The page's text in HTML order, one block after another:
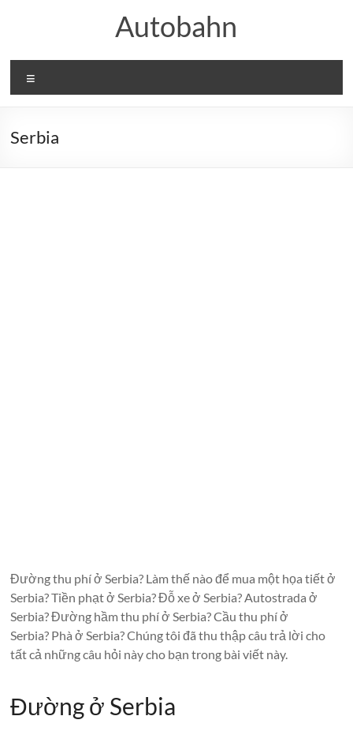
Autobahn
Serbia
Đường thu phí ở Serbia? Làm thế nào để mua một họa tiết ở
Serbia? Tiền phạt ở Serbia? Đỗ xe ở Serbia? Autostrada ở
Serbia? Đường hầm thu phí ở Serbia? Cầu thu phí ở
Serbia? Phà ở Serbia? Chúng tôi đã thu thập câu trả lời cho
tất cả những câu hỏi này cho bạn trong bài viết này.
Đường ở Serbia